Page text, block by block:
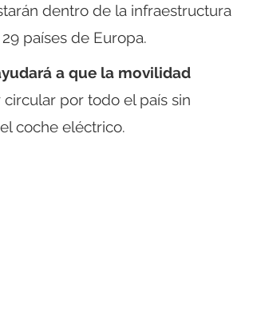
dentro de la infraestructura
países de Europa.
a que la movilidad
por todo el país sin
coche eléctrico.